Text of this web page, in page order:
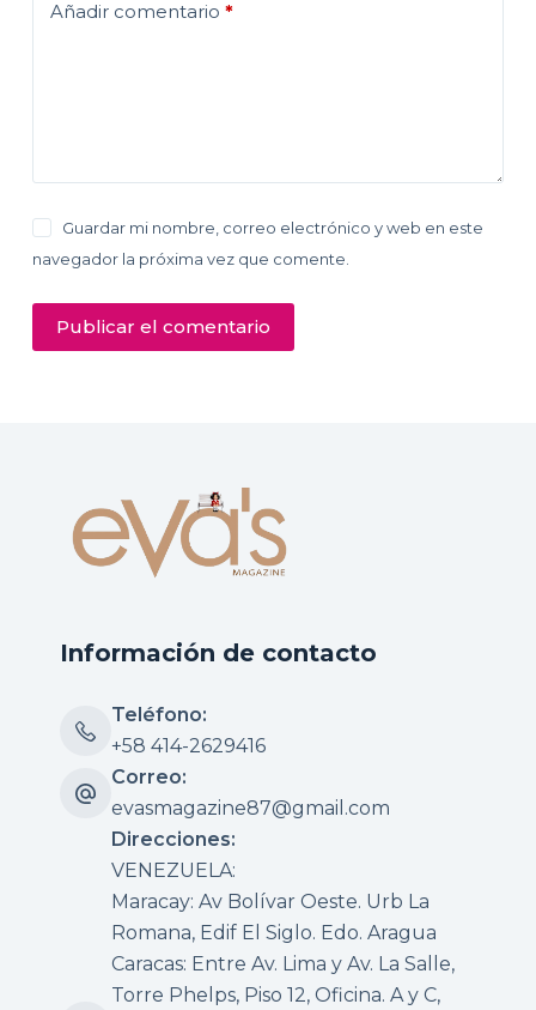
Añadir comentario *
Guardar mi nombre, correo electrónico y web en este
navegador la próxima vez que comente.
Publicar el comentario
Información de contacto
Teléfono:
+58 414-2629416
Correo:
evasmagazine87@gmail.com
Direcciones:
VENEZUELA:
Maracay: Av Bolívar Oeste. Urb La
Romana, Edif El Siglo. Edo. Aragua
Caracas: Entre Av. Lima y Av. La Salle,
Torre Phelps, Piso 12, Oficina. A y C,